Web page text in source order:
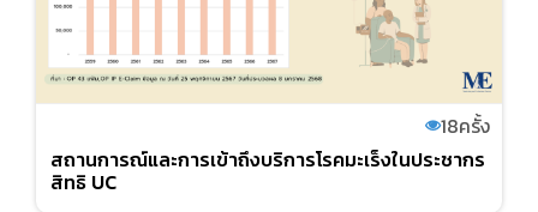
18ครั้ง
สถานการณ์และการเข้าถึงบริการโรคมะเร็งในประชากร
สิทธิ UC